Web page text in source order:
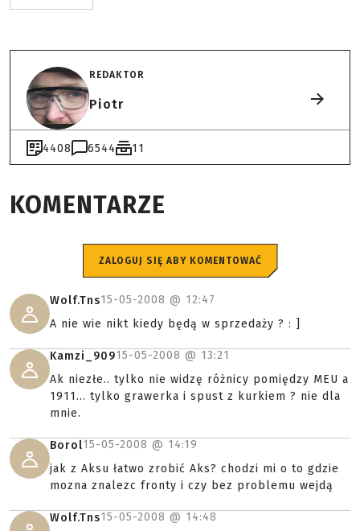
REDAKTOR
Piotr
4408 6544 11
KOMENTARZE
ZALOGUJ SIĘ ABY KOMENTOWAĆ
Wolf.Tns15-05-2008 @ 12:47
A nie wie nikt kiedy będą w sprzedaży ? : ]
Kamzi_90915-05-2008 @ 13:21
Ak niezłe.. tylko nie widzę różnicy pomiędzy MEU a
1911... tylko grawerka i spust z kurkiem ? nie dla
mnie.
Borol15-05-2008 @ 14:19
jak z Aksu łatwo zrobić Aks? chodzi mi o to gdzie
mozna znalezc fronty i czy bez problemu wejdą
Wolf.Tns15-05-2008 @ 14:48